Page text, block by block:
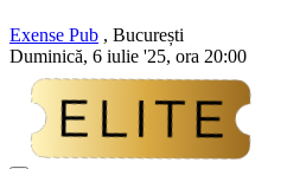
Exense Pub , București
Duminică, 6 iulie '25, ora 20:00